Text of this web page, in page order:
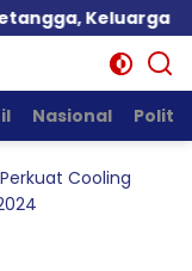
Keluarga
Nasional Politik
Cooling